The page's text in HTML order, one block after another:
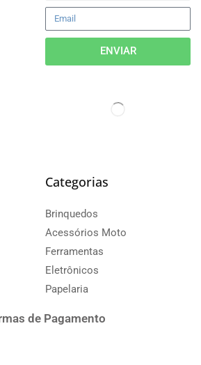
ENVIAR
Categorias
Brinquedos
Acessórios Moto
Ferramentas
Eletrônicos
Papelaria
de Pagamento